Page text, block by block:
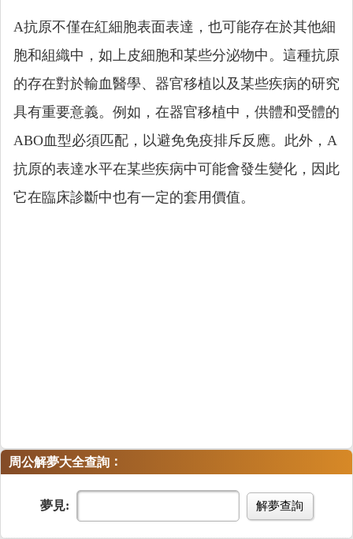
A抗原不僅在紅細胞表面表達，也可能存在於其他細
胞和組織中，如上皮細胞和某些分泌物中。這種抗原
的存在對於輸血醫學、器官移植以及某些疾病的研究
具有重要意義。例如，在器官移植中，供體和受體的
ABO血型必須匹配，以避免免疫排斥反應。此外，A
抗原的表達水平在某些疾病中可能會發生變化，因此
它在臨床診斷中也有一定的套用價值。
周公解夢大全查詢 ：
夢見: 解夢查詢